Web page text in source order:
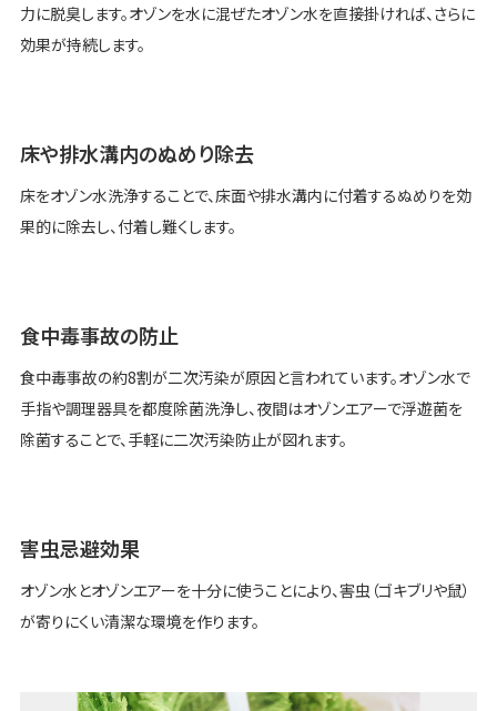
力に脱臭します。オゾンを水に混ぜたオゾン水を直接掛ければ、さらに
効果が持続します。
床や排水溝内のぬめり除去
床をオゾン水洗浄することで、床面や排水溝内に付着するぬめりを効
果的に除去し、付着し難くします。
食中毒事故の防止
食中毒事故の約8割が二次汚染が原因と言われています。オゾン水で
手指や調理器具を都度除菌洗浄し、夜間はオゾンエアーで浮遊菌を
除菌することで、手軽に二次汚染防止が図れます。
害虫忌避効果
オゾン水とオゾンエアーを十分に使うことにより、害虫（ゴキブリや鼠）
が寄りにくい清潔な環境を作ります。